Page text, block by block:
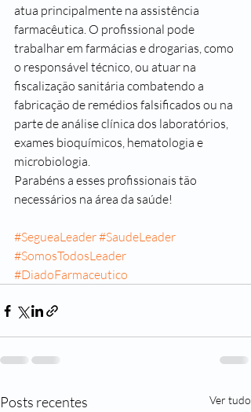
atua principalmente na assistência
farmacêutica. O profissional pode
trabalhar em farmácias e drogarias, como
o responsável técnico, ou atuar na
fiscalização sanitária combatendo a
fabricação de remédios falsificados ou na
parte de análise clínica dos laboratórios,
exames bioquímicos, hematologia e
microbiologia.
Parabéns a esses profissionais tão
necessários na área da saúde!
#SegueaLeader#SaudeLeader
#SomosTodosLeader
#DiadoFarmaceutico
Posts recentes Ver tudo